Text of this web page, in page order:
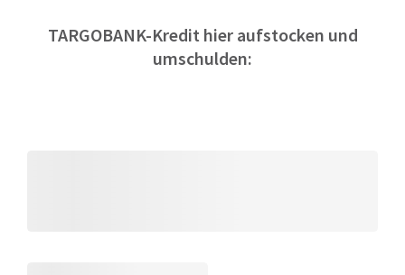
TARGOBANK-Kredit hier aufstocken und
umschulden: